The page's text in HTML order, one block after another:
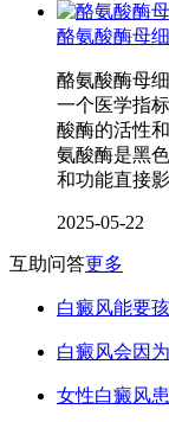
酪氨酸酶母
酪氨酸酶母
一个医学指
酸酶的活性
氨酸酶是黑
和功能直接影
2025-05-22
互助问答更多
白癜风能要
白癜风会因
女性白癜风